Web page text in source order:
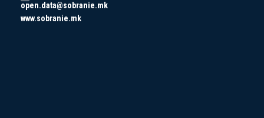
open.data@sobranie.mk
www.sobranie.mk